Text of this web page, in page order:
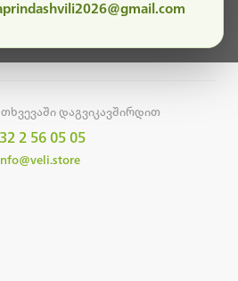
დაგვიკავშირდით
2 56 05 05